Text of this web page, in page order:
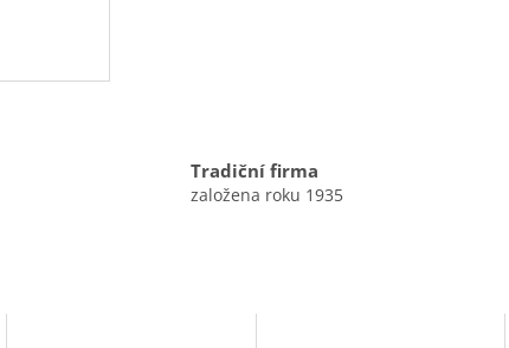
Tradiční firma
založena roku 1935